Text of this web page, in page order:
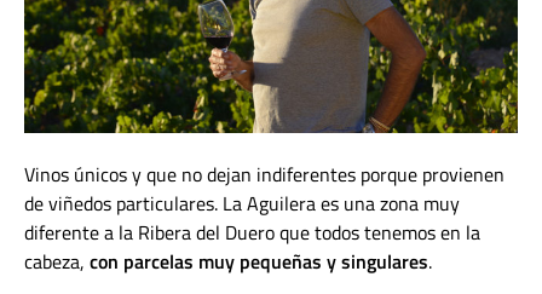
Vinos únicos y que no dejan indiferentes porque provienen
de viñedos particulares. La Aguilera es una zona muy
diferente a la Ribera del Duero que todos tenemos en la
cabeza, con parcelas muy pequeñas y singulares.